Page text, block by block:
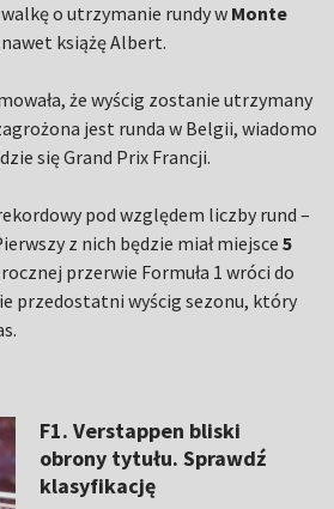
o utrzymanie rundy w Monte
nawet książę Albert.
że wyścig zostanie utrzymany
jest runda w Belgii, wiadomo
się Grand Prix Francji.
pod względem liczby rund –
z nich będzie miał miejsce5
przerwie Formuła 1 wróci do
przedostatni wyścig sezonu, który
F1. Verstappen bliski
obrony tytułu. Sprawdź
klasyfikację